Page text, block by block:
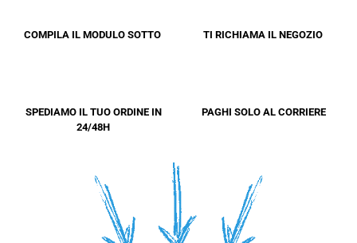
COMPILA IL MODULO SOTTO TI RICHIAMA IL NEGOZIO
SPEDIAMO IL TUO ORDINE IN
24/48H
PAGHI SOLO AL CORRIERE